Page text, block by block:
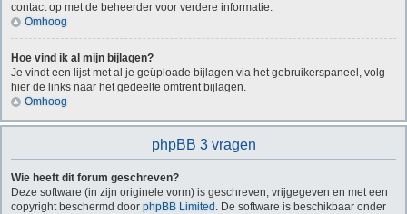
contact op met de beheerder voor verdere informatie.
Omhoog
Hoe vind ik al mijn bijlagen?
Je vindt een lijst met al je geüploade bijlagen via het gebruikerspaneel, volg
hier de links naar het gedeelte omtrent bijlagen.
Omhoog
phpBB 3 vragen
Wie heeft dit forum geschreven?
Deze software (in zijn originele vorm) is geschreven, vrijgegeven en met een
copyright beschermd door phpBB Limited . De software is beschikbaar onder